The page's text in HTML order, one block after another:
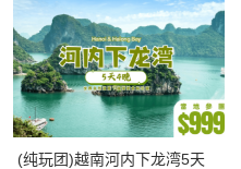
(纯玩团)越南河内下龙湾5天